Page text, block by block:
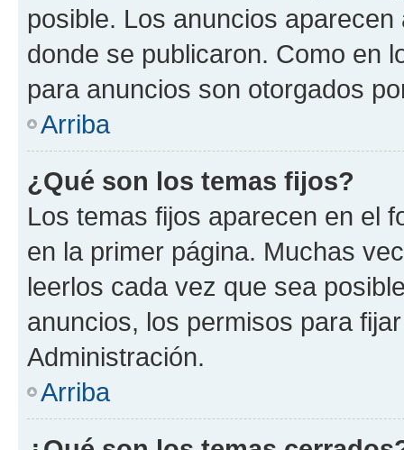
posible. Los anuncios
donde se publicaron. Como en
para anuncios son otorgados
Arriba
¿Qué son los temas fijos?
Los temas fijos aparecen en el
en la primer página. Muchas
leerlos cada vez que sea
anuncios, los permisos para
Administración.
Arriba